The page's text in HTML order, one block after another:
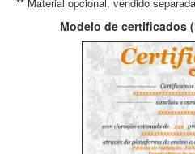
** Material opcional, vendido
Modelo de certificados